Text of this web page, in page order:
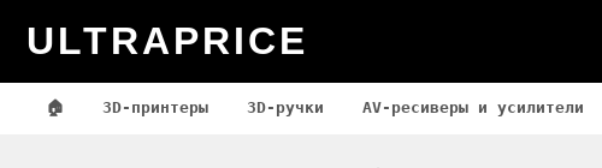
ULTRAPRICE
🏠 3D-принтеры 3D-ручки AV-ресиверы и усилители